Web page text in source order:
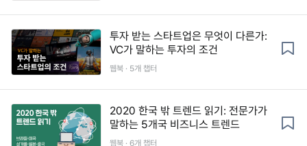
투자 받는 스타트업은 무엇이 다른가:
VC가 말하는 투자의 조건
웹북 · 5개 챕터
2020 한국 밖 트렌드 읽기: 전문가가
말하는 5개국 비즈니스 트렌드
웹북 · 6개 챕터